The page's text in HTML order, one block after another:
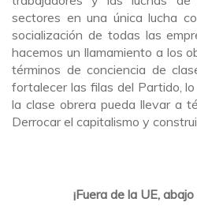
sectores en una única lucha
socialización de todas las
hacemos un llamamiento a los
términos de conciencia de
fortalecer las filas del Partido,
la clase obrera pueda llevar a
Derrocar el capitalismo y
¡Fuera de la UE,